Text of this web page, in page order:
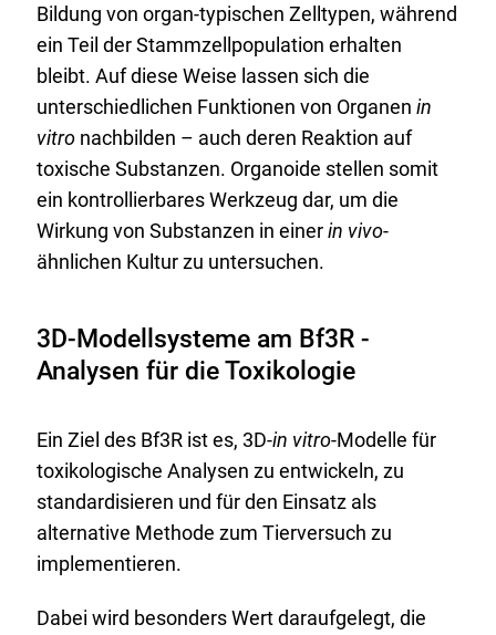
Bildung von organ-typischen Zelltypen, während
ein Teil der Stammzellpopulation erhalten
bleibt. Auf diese Weise lassen sich die
unterschiedlichen Funktionen von Organen in
vitronachbilden – auch deren Reaktion auf
toxische Substanzen. Organoide stellen somit
ein kontrollierbares Werkzeug dar, um die
Wirkung von Substanzen in einerin vivo-
ähnlichen Kultur zu untersuchen.
3D-Modellsysteme am Bf3R -
Analysen für die Toxikologie
Ein Ziel des Bf3R ist es, 3D-in vitro-Modelle für
toxikologische Analysen zu entwickeln, zu
standardisieren und für den Einsatz als
alternative Methode zum Tierversuch zu
implementieren.
Dabei wird besonders Wert daraufgelegt, die